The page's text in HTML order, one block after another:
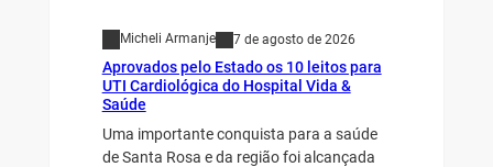
Micheli Armanje 7 de agosto de 2026
Aprovados pelo Estado os 10 leitos para
UTI Cardiológica do Hospital Vida &
Saúde
Uma importante conquista para a saúde
de Santa Rosa e da região foi alcançada